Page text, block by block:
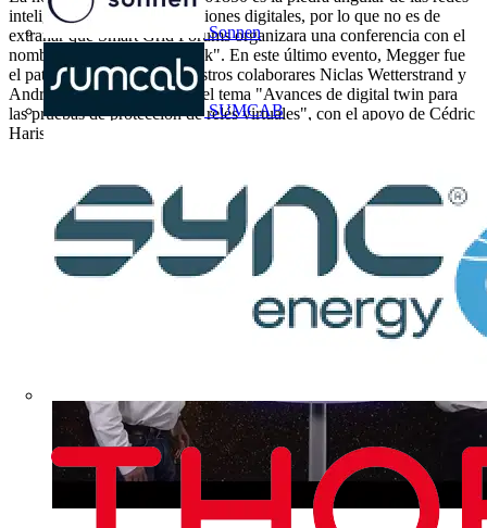
Sonnen
SUMCAB
inteligentes y de las subestaciones digitales, por lo que no es de
extrañar que Smart Grid Forums organizara una conferencia con el
nombre de "IEC 61850 Week". En este último evento, Megger fue
el patrocinador de oro y nuestros colaborares Niclas Wetterstrand y
Andrea Bonetti presentaron el tema "Avances de digital twin para
las pruebas de protección de relés virtuales", con el apoyo de Cédric
Harispuru de Siemens.